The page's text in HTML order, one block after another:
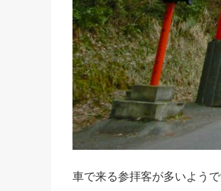
車で来る参拝客が多いようで